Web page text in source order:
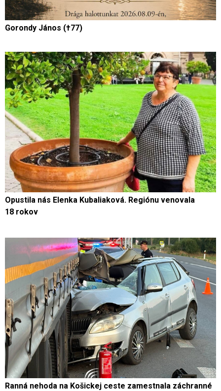
Gorondy János (†77)
Opustila nás Elenka Kubaliaková. Regiónu venovala
18 rokov
Ranná nehoda na Košickej ceste zamestnala záchranné